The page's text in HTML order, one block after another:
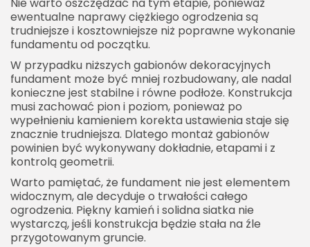
Nie warto oszczędzać na tym etapie, ponieważ
ewentualne naprawy ciężkiego ogrodzenia są
trudniejsze i kosztowniejsze niż poprawne wykonanie
fundamentu od początku.
W przypadku niższych gabionów dekoracyjnych
fundament może być mniej rozbudowany, ale nadal
konieczne jest stabilne i równe podłoże. Konstrukcja
musi zachować pion i poziom, ponieważ po
wypełnieniu kamieniem korekta ustawienia staje się
znacznie trudniejsza. Dlatego montaż gabionów
powinien być wykonywany dokładnie, etapami i z
kontrolą geometrii.
Warto pamiętać, że fundament nie jest elementem
widocznym, ale decyduje o trwałości całego
ogrodzenia. Piękny kamień i solidna siatka nie
wystarczą, jeśli konstrukcja będzie stała na źle
przygotowanym gruncie.